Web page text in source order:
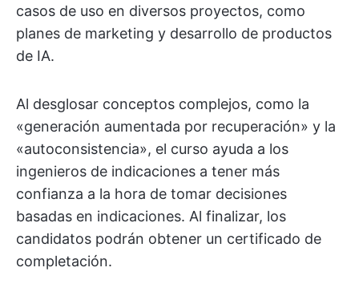
casos de uso en diversos proyectos, como
planes de marketing y desarrollo de productos
de IA.
Al desglosar conceptos complejos, como la
«generación aumentada por recuperación» y la
«autoconsistencia», el curso ayuda a los
ingenieros de indicaciones a tener más
confianza a la hora de tomar decisiones
basadas en indicaciones. Al finalizar, los
candidatos podrán obtener un certificado de
completación.